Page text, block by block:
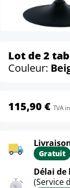
Lot de 2
Couleur:
115,90 € TVA
Gratuit
Délai de
(Service